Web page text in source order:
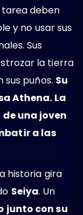
deben
y no usar sus
Sus
la tierra
sus puños. Su
Athena. La
una joven
a las
historia gira
Seiya. Un
junto con su